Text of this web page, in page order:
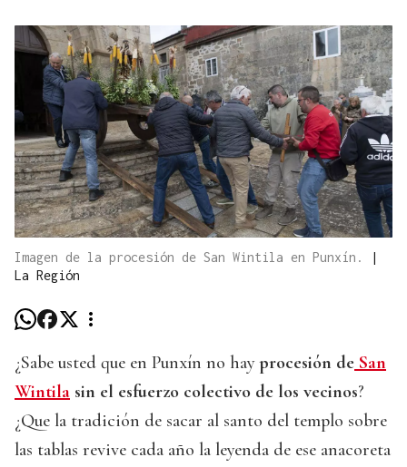
Imagen de la procesión de San Wintila en Punxín.
|
La Región
¿Sabe usted que en Punxín no hayprocesión de San
Wintila sin el esfuerzo colectivo de los vecinos?
¿Que la tradición de sacar al santo del templo sobre
las tablas revive cada año la leyenda de ese anacoreta